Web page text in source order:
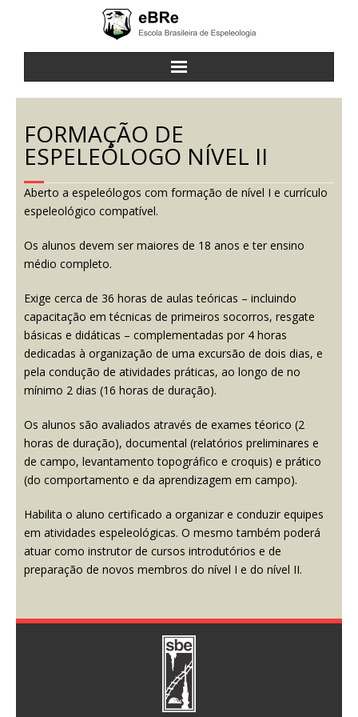
a eBRe
cursos
atividades
notícias
contato
FORMAÇÃO DE
ESPELEÓLOGO NÍVEL II
Aberto a espeleólogos com formação de nível I e currículo
espeleológico compatível.
Os alunos devem ser maiores de 18 anos e ter ensino
médio completo.
Exige cerca de 36 horas de aulas teóricas – incluindo
capacitação em técnicas de primeiros socorros, resgate
básicas e didáticas – complementadas por 4 horas
dedicadas à organização de uma excursão de dois dias, e
pela condução de atividades práticas, ao longo de no
mínimo 2 dias (16 horas de duração).
Os alunos são avaliados através de exames téorico (2
horas de duração), documental (relatórios preliminares e
de campo, levantamento topográfico e croquis) e prático
(do comportamento e da aprendizagem em campo).
Habilita o aluno certificado a organizar e conduzir equipes
em atividades espeleológicas. O mesmo também poderá
atuar como instrutor de cursos introdutórios e de
preparação de novos membros do nível I e do nível II.